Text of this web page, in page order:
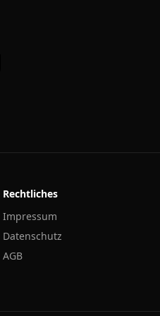
Rechtliches
Impressum
Datenschutz
AGB